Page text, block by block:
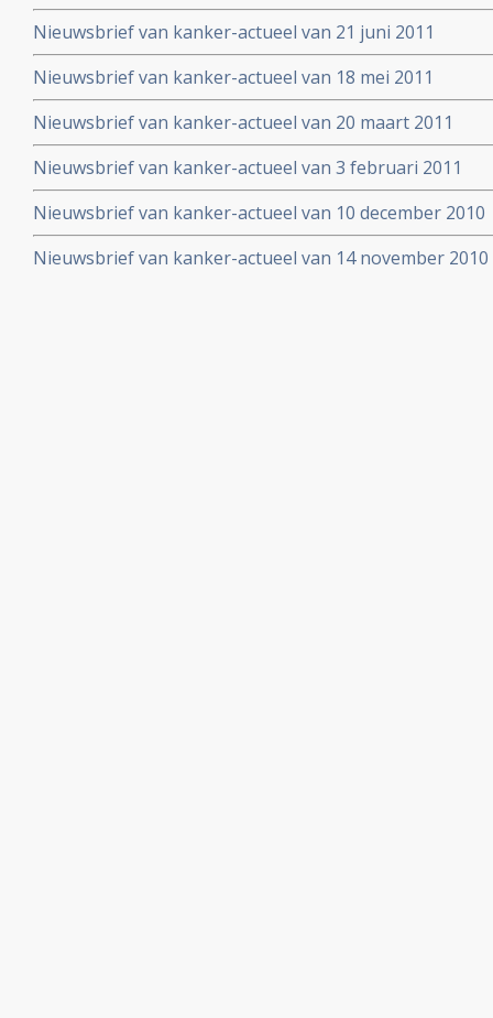
Nieuwsbrief van kanker-actueel van 21 juni 2011
Nieuwsbrief van kanker-actueel van 18 mei 2011
Nieuwsbrief van kanker-actueel van 20 maart 2011
Nieuwsbrief van kanker-actueel van 3 februari 2011
Nieuwsbrief van kanker-actueel van 10 december 2010
Nieuwsbrief van kanker-actueel van 14 november 2010